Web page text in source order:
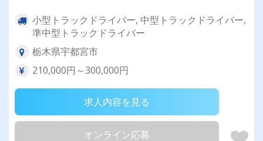
小型トラックドライバー, 中型トラックドライバー,
準中型トラックドライバー
栃木県宇都宮市
210,000円～300,000円
求人内容を見る
オンライン応募